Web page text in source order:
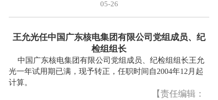
05-26
王允光任中国广东核电集团有限公司党组成员、纪
检组组长
中国广东核电集团有限公司党组成员、纪检组组长王允
光一年试用期已满，现予转正，任职时间自2004年12月起
计算。
【责任编辑：